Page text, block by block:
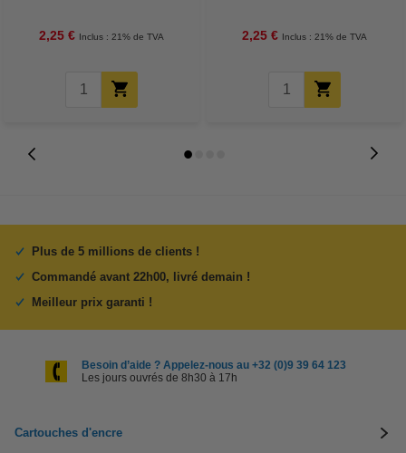
2,25 € Inclus : 21% de TVA 2,25 € Inclus : 21% de TVA
Plus de 5 millions de clients !
Commandé avant 22h00, livré demain !
Meilleur prix garanti !
Besoin d’aide ? Appelez-nous au +32 (0)9 39 64 123
Les jours ouvrés de 8h30 à 17h
Cartouches d'encre